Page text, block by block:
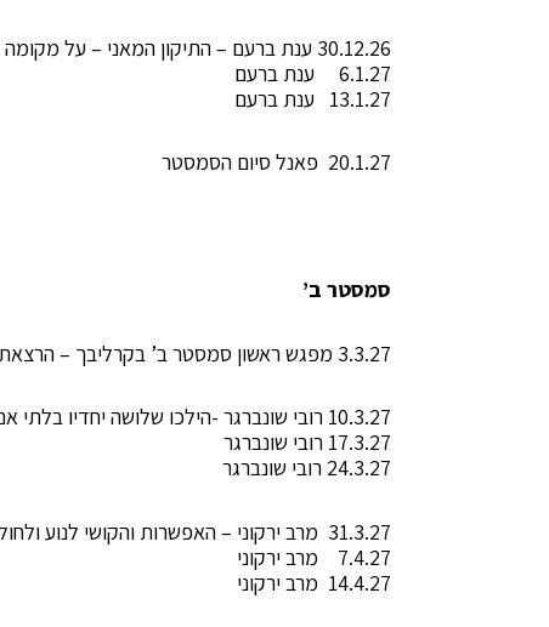
30.12.26 ענת ברעם – התיקון המאני – על מקומה של האשליה הנפשית, מחשבות על פתרונות אומניפוטנטיים, מאנים ומאגיים
6.1.27 ענת ברעם
13.1.27 ענת ברעם
20.1.27 פאנל סיום הסמסטר
סמסטר ב’
3.3.27 מפגש ראשון סמסטר ב’ בקרליבך – הרצאת הפתיחה – פרופ’ מירב רוט
10.3.27 רובי שונברגר -הילכו שלושה יחדיו בלתי אם נועדו?
17.3.27 רובי שונברגר
24.3.27 רובי שונברגר
31.3.27 מרב ירקוני – האפשרות והקושי לנוע ולחולל תמורה במצבי קצה, קושי וטראומה
7.4.27 מרב ירקוני
14.4.27 מרב ירקוני